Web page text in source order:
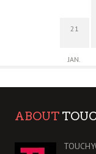
21
JAN.
ABOUT